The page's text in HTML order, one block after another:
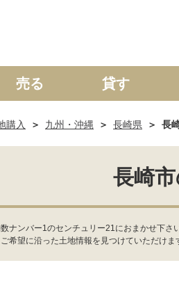
中古一戸建て マンショ
売る 貸す
購入 九州・沖縄 長崎県 長
長崎
ナンバー1のセンチュリー21におまかせ下
希望に沿った土地情報を見つけていただけ